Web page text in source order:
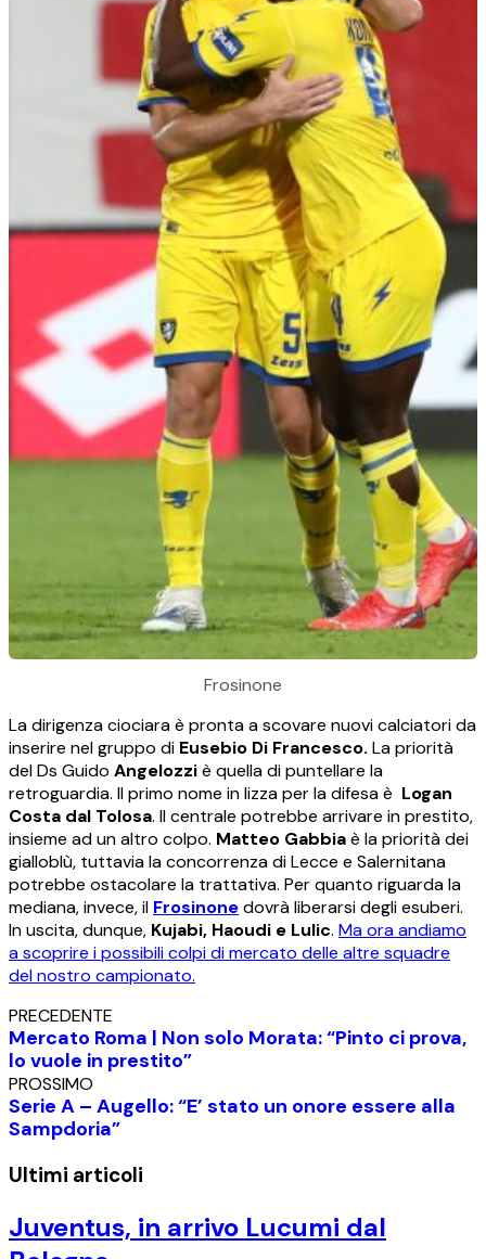
Frosinone
La dirigenza ciociara è pronta a scovare nuovi calciatori da
inserire nel gruppo di Eusebio Di Francesco. La priorità
del Ds Guido Angelozziè quella di puntellare la
retroguardia. Il primo nome in lizza per la difesa è Logan
Costa dal Tolosa. Il centrale potrebbe arrivare in prestito,
insieme ad un altro colpo. Matteo Gabbiaè la priorità dei
gialloblù, tuttavia la concorrenza di Lecce e Salernitana
potrebbe ostacolare la trattativa. Per quanto riguarda la
mediana, invece, il Frosinonedovrà liberarsi degli esuberi.
In uscita, dunque, Kujabi, Haoudi e Lulic. Ma ora andiamo
a scoprire i possibili colpi di mercato delle altre squadre
del nostro campionato.
PRECEDENTE
Mercato Roma | Non solo Morata: “Pinto ci prova,
lo vuole in prestito”
PROSSIMO
Serie A – Augello: “E’ stato un onore essere alla
Sampdoria”
Ultimi articoli
Juventus, in arrivo Lucumi dal